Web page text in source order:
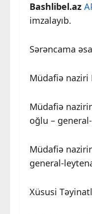
Bashlibel.az
imzalayıb.
Sərəncama
Müdafiə naziri
Müdafiə
oğlu –
Müdafiə
general-
Xüsusi